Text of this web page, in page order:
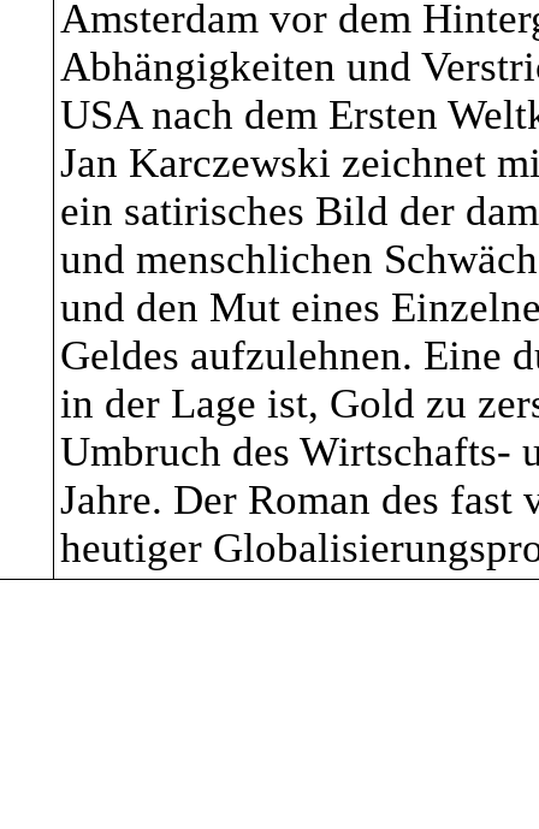
Amsterdam vor dem
Abhängigkeiten und
USA nach dem Ersten
Jan Karczewski zeichnet
ein satirisches Bild der
und menschlichen
und den Mut eines
Geldes aufzulehnen. Eine
in der Lage ist, Gold zu
Umbruch des Wirtschafts-
Jahre. Der Roman des fast
heutiger
identifizierbare
„betroffene
wird eine natürliche
oder indirekt,
einer Kennung wie
Kennnummer, zu
Kennung (z.B.
mehreren
werden kann, die